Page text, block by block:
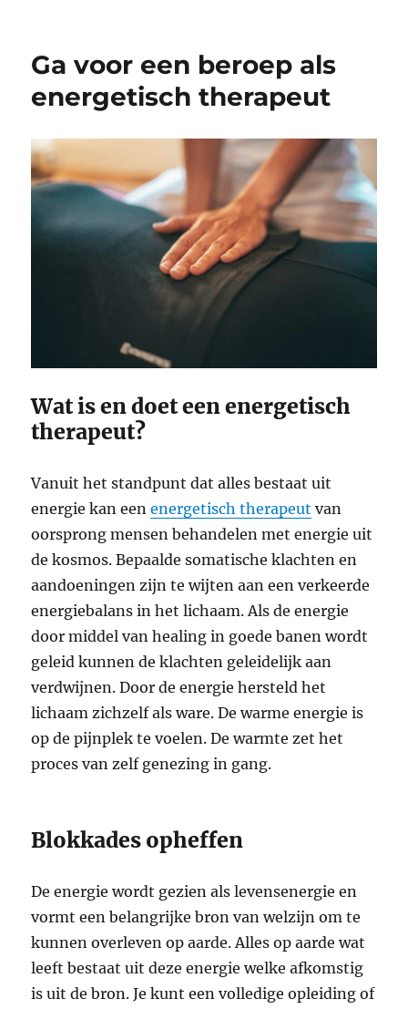
Ga voor een beroep als
energetisch therapeut
Wat is en doet een energetisch
therapeut?
Vanuit het standpunt dat alles bestaat uit
energie kan eenenergetisch therapeut van
oorsprong mensen behandelen met energie uit
de kosmos. Bepaalde somatische klachten en
aandoeningen zijn te wijten aan een verkeerde
energiebalans in het lichaam. Als de energie
door middel van healing in goede banen wordt
geleid kunnen de klachten geleidelijk aan
verdwijnen. Door de energie hersteld het
lichaam zichzelf als ware. De warme energie is
op de pijnplek te voelen. De warmte zet het
proces van zelf genezing in gang.
Blokkades opheffen
De energie wordt gezien als levensenergie en
vormt een belangrijke bron van welzijn om te
kunnen overleven op aarde. Alles op aarde wat
leeft bestaat uit deze energie welke afkomstig
is uit de bron. Je kunt een volledige opleiding of